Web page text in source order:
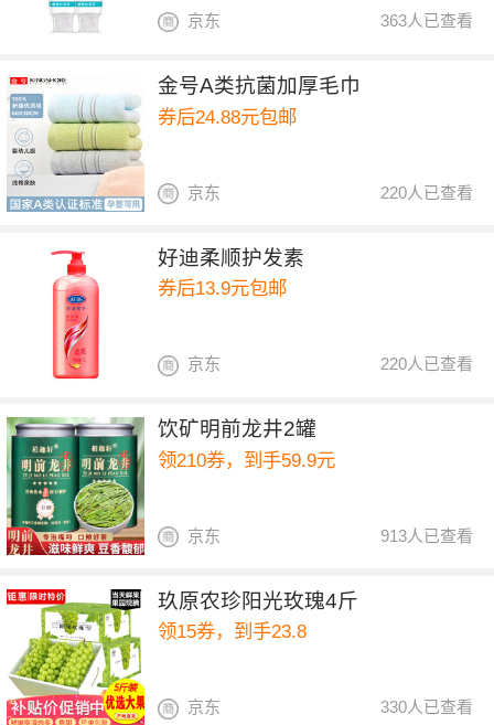
363人已查看
京东
金号A类抗菌加厚毛巾
券后24.88元包邮
220人已查看
京东
好迪柔顺护发素
券后13.9元包邮
220人已查看
京东
饮矿明前龙井2罐
领210券，到手59.9元
913人已查看
京东
玖原农珍阳光玫瑰4斤
领15券，到手23.8
330人已查看
京东